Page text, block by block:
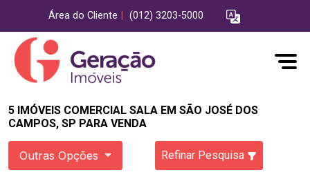
Área do Cliente (012) 3203-5000
5 IMÓVEIS COMERCIAL SALA EM SÃO JOSÉ DOS
CAMPOS, SP PARA VENDA
Outras Opções Refinar Pesquisa